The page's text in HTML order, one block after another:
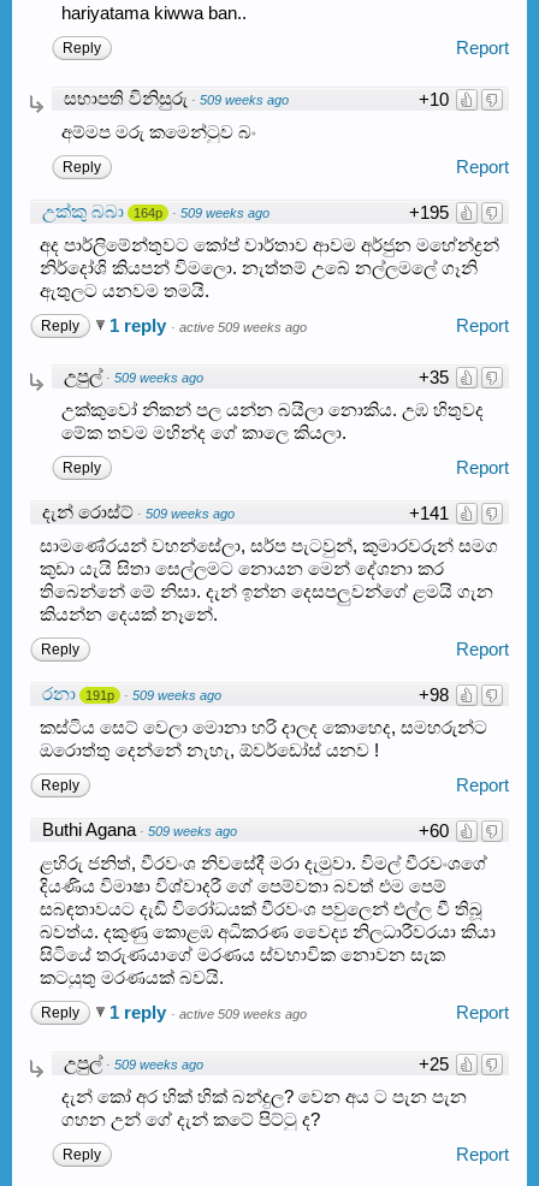
hariyatama kiwwa ban..
Report
Reply
+10
සභාපති විනිසුරු · 509 weeks ago
අම්මප මරු කමෙන්ටුව බං
Report
Reply
+195
උක්කු බබා 164p · 509 weeks ago
අද පාර්ලිමේන්තුවට කෝප් වාර්තාව ආවම අර්ජුන මහේන්ද්‍රන්
නිර්දෝශි කියපන් විමලො. නැත්තම් උබේ නල්ලමලේ ගෑනි
ඇතුලට යනවම තමයි.
Report
Reply 1 reply · active 509 weeks ago
+35
උපුල් · 509 weeks ago
උක්කුවෝ නිකන් පල යන්න බයිලා නොකිය. උඹ හිතුවද
මේක තවම මහින්ද ගේ කාලෙ කියලා.
Report
Reply
+141
දැන් රොස්ට් · 509 weeks ago
සාමණේරයන් වහන්සේලා, සර්ප පැටවුන්, කුමාරවරුන් සමග
කුඩා යැයි සිතා සෙල්ලමට නොයන මෙන් දේශනා කර
තිබෙන්නේ මේ නිසා. දැන් ඉන්න දෙසපලුවන්ගේ ළමයි ගැන
කියන්න දෙයක් නෑනේ.
Report
Reply
+98
රනා 191p · 509 weeks ago
කස්ටිය සෙට් වෙලා මොනා හරි දාලද කොහෙද, සමහරුන්ට
ඔරොත්තු දෙන්නේ නැහැ, ඕවර්ඩෝස් යනව !
Report
Reply
+60
Buthi Agana · 509 weeks ago
ළහිරු ජනිත්, වීරවංශ නිවසේදී මරා දැමුවා. විමල් වීරවංශගේ
දියණිය විමාෂා විශ්වාදරී ගේ පෙම්වතා බවත් එම පෙම්
සබඳතාවයට දැඩි විරෝධයක් වීරවංශ පවුලෙන් එල්ල වී තිබූ
බවත්ය. දකුණු කොළඹ අධිකරණ වෛද්‍ය නිලධාරීවරයා කියා
සිටියේ තරුණයාගේ මරණය ස්වභාවික නොවන සැක
කටයුතු මරණයක් බවයි.
Report
Reply 1 reply · active 509 weeks ago
+25
උපුල් · 509 weeks ago
දැන් කෝ අර හික් හික් බන්දුල? වෙන අය ට පැන පැන
ගහන උන් ගේ දැන් කටේ පිට්ටු ද?
Report
Reply